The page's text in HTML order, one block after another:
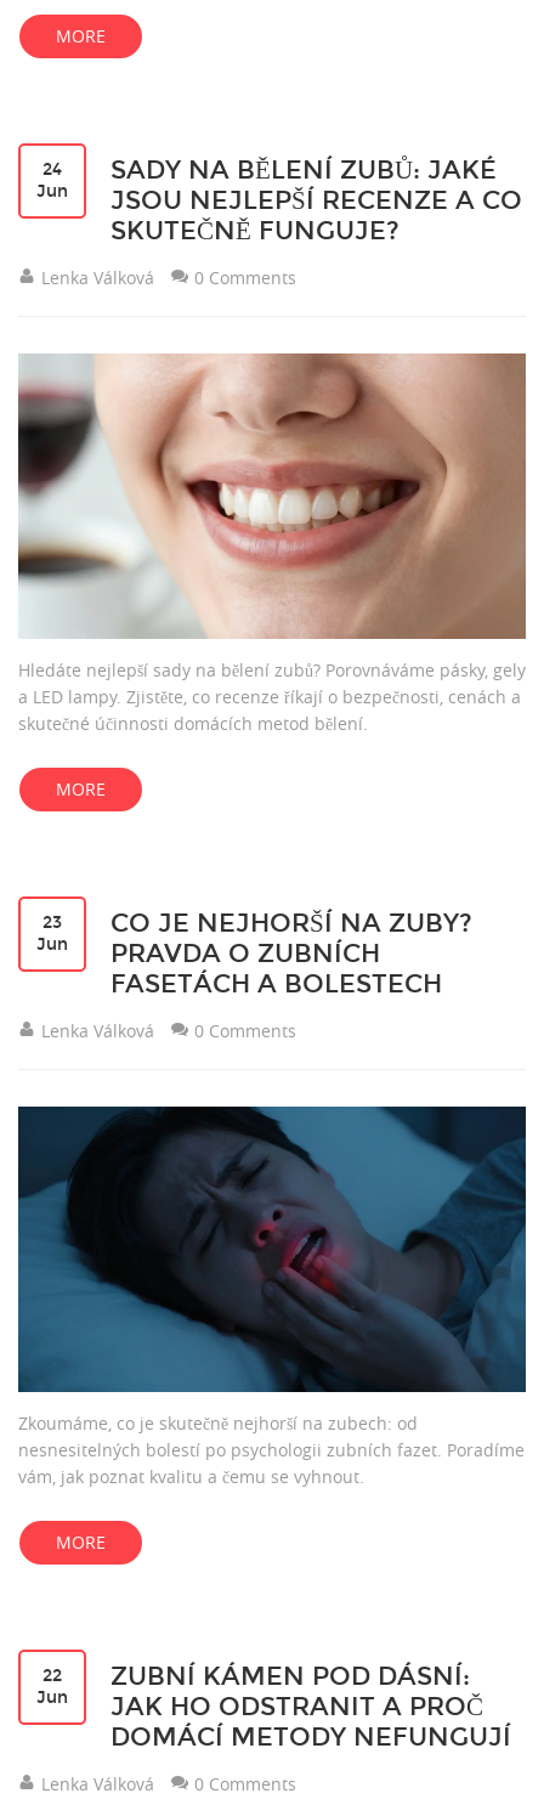
MORE
24
Jun
SADY NA BĚLENÍ ZUBŮ: JAKÉ
JSOU NEJLEPŠÍ RECENZE A CO
SKUTEČNĚ FUNGUJE?
Lenka Válková 0 Comments
Hledáte nejlepší sady na bělení zubů? Porovnáváme pásky, gely
a LED lampy. Zjistěte, co recenze říkají o bezpečnosti, cenách a
skutečné účinnosti domácích metod bělení.
MORE
23
Jun
CO JE NEJHORŠÍ NA ZUBY?
PRAVDA O ZUBNÍCH
FASETÁCH A BOLESTECH
Lenka Válková 0 Comments
Zkoumáme, co je skutečně nejhorší na zubech: od
nesnesitelných bolestí po psychologii zubních fazet. Poradíme
vám, jak poznat kvalitu a čemu se vyhnout.
MORE
22
Jun
ZUBNÍ KÁMEN POD DÁSNÍ:
JAK HO ODSTRANIT A PROČ
DOMÁCÍ METODY NEFUNGUJÍ
Lenka Válková 0 Comments